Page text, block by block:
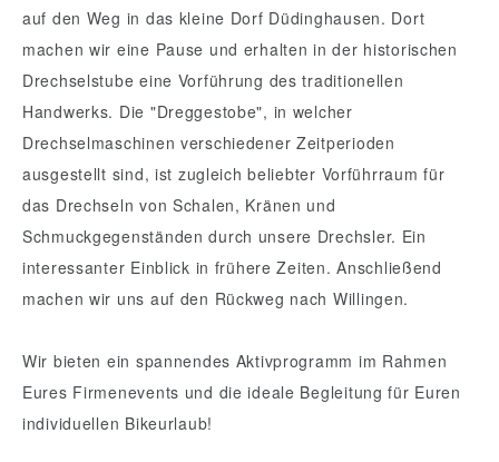
auf den Weg in das kleine Dorf Düdinghausen. Dort
machen wir eine Pause und erhalten in der historischen
Drechselstube eine Vorführung des traditionellen
Handwerks. Die "Dreggestobe", in welcher
Drechselmaschinen verschiedener Zeitperioden
ausgestellt sind, ist zugleich beliebter Vorführraum für
das Drechseln von Schalen, Kränen und
Schmuckgegenständen durch unsere Drechsler. Ein
interessanter Einblick in frühere Zeiten. Anschließend
machen wir uns auf den Rückweg nach Willingen.
Wir bieten ein spannendes Aktivprogramm im Rahmen
Eures Firmenevents und die ideale Begleitung für Euren
individuellen Bikeurlaub!